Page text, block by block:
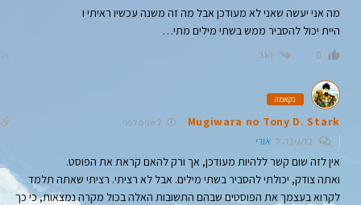
מה אני יעשה שאני לא מעודכן אבל מה זה משנה עכשיו ראיתי ו
היית יכול להסביר ממש בשתי מילים מתי…
0 הגב
נקאמה
Mugiwara no Tony D. Stark
בתגובה לאורי
אין לזה שום קשר ללהיות מעודכן, אך ורק להאם קראת את הפוסט.
ואתה צודק, יכולתי להסביר בשתי מילים. אבל לא רציתי. רציתי שאתה תלמד
לקרוא בעצמך את הפוסטים שבהם התשובות האלה בכול מקרה נמצאות, כי כך